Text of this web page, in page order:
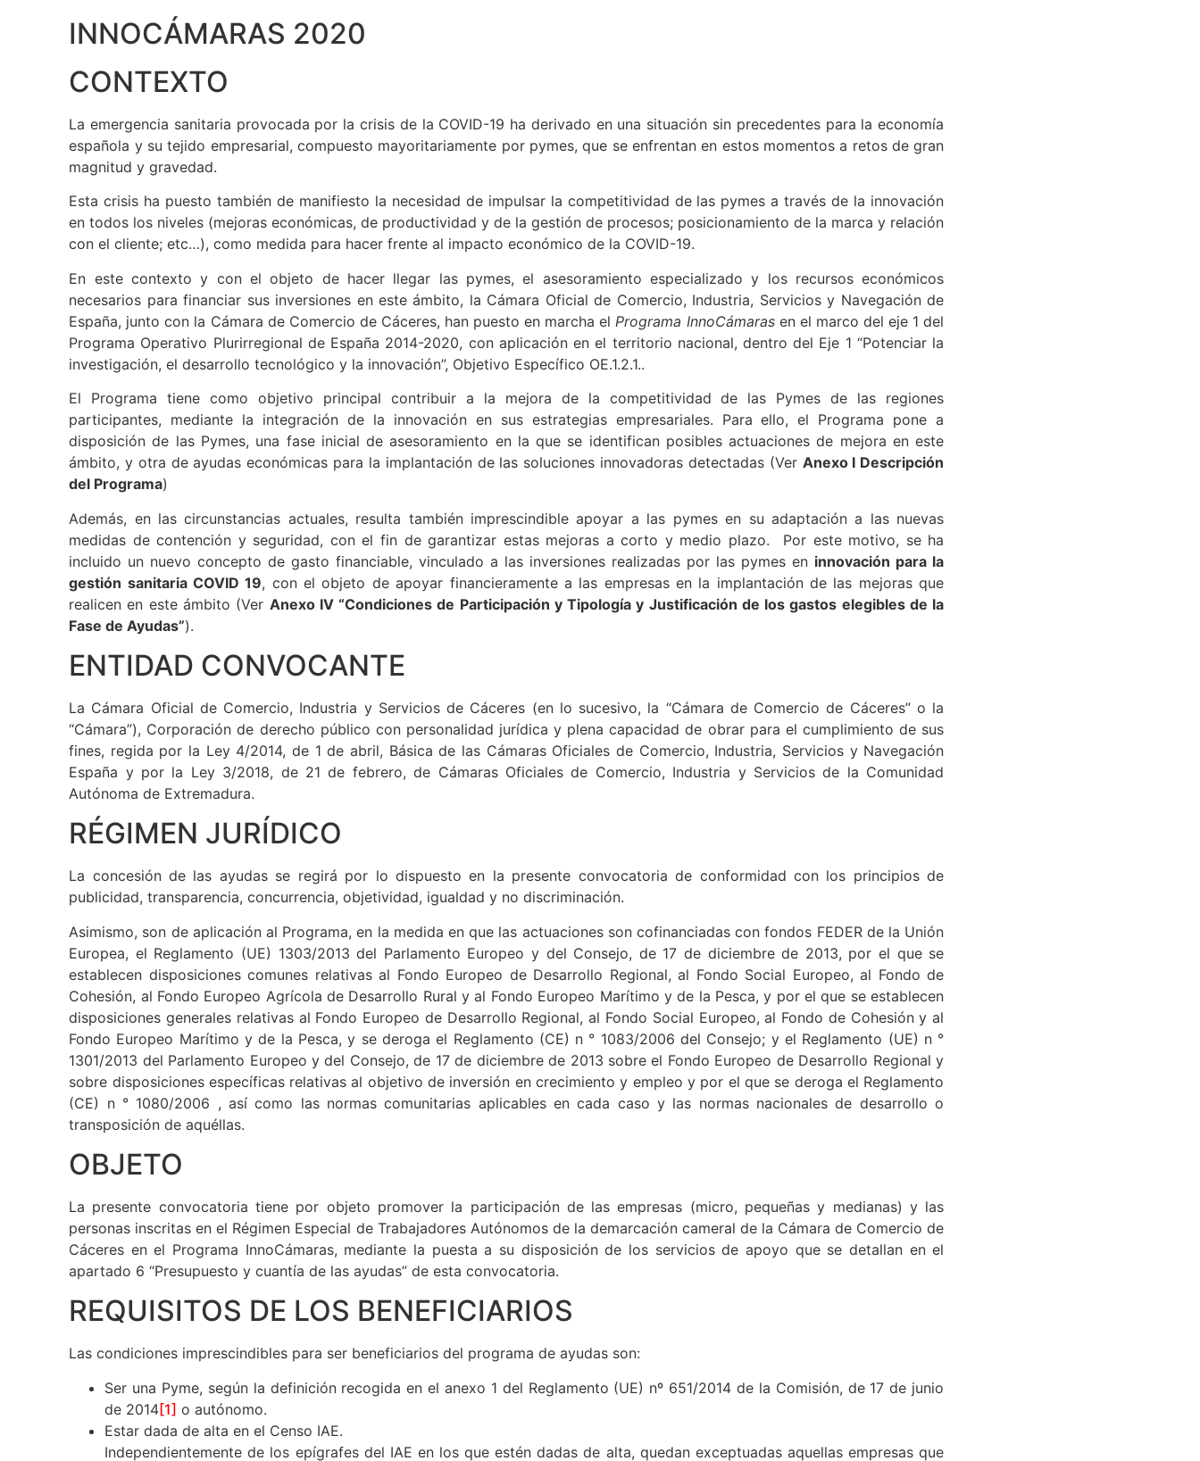
INNOCÁMARAS 2020
CONTEXTO
La emergencia sanitaria provocada por la crisis de la COVID-19 ha derivado en una situación sin precedentes para la economía
española y su tejido empresarial, compuesto mayoritariamente por pymes, que se enfrentan en estos momentos a retos de gran
Esta crisis ha puesto también de manifiesto la necesidad de impulsar la competitividad de las pymes a través de la innovación
en todos los niveles (mejoras económicas, de productividad y de la gestión de procesos; posicionamiento de la marca y relación
En este contexto y con el objeto de hacer llegar las pymes, el asesoramiento especializado y los recursos económicos
necesarios para financiar sus inversiones en este ámbito, la Cámara Oficial de Comercio, Industria, Servicios y Navegación de
España, junto con la Cámara de Comercio de Cáceres, han puesto en marcha elPrograma InnoCámarasen el marco del eje 1 del
Programa Operativo Plurirregional de España 2014-2020, con aplicación en el territorio nacional, dentro del Eje 1 “Potenciar la
El Programa tiene como objetivo principal contribuir a la mejora de la competitividad de las Pymes de las regiones
participantes, mediante la integración de la innovación en sus estrategias empresariales. Para ello, el Programa pone a
disposición de las Pymes, una fase inicial de asesoramiento en la que se identifican posibles actuaciones de mejora en este
ámbito, y otra de ayudas económicas para la implantación de las soluciones innovadoras detectadas (Ver
Además, en las circunstancias actuales, resulta también imprescindible apoyar a las pymes en su adaptación a las nuevas
medidas de contención y seguridad, con el fin de garantizar estas mejoras a corto y medio plazo. Por este motivo, se ha
incluido un nuevo concepto de gasto financiable, vinculado a las inversiones realizadas por las pymes eninnovación para la
gestión sanitaria COVID 19, con el objeto de apoyar financieramente a las empresas en la implantación de las mejoras que
realicen en este ámbito (Ver
ENTIDAD CONVOCANTE
La Cámara Oficial de Comercio, Industria y Servicios de Cáceres (en lo sucesivo, la “Cámara de Comercio de Cáceres” o la
“Cámara”), Corporación de derecho público con personalidad jurídica y plena capacidad de obrar para el cumplimiento de sus
fines, regida por la Ley 4/2014, de 1 de abril, Básica de las Cámaras Oficiales de Comercio, Industria, Servicios y Navegación
España y por la Ley 3/2018, de 21 de febrero, de Cámaras Oficiales de Comercio, Industria y Servicios de la Comunidad
Autónoma de Extremadura.
RÉGIMEN JURÍDICO
La concesión de las ayudas se regirá por lo dispuesto en la presente convocatoria de conformidad con los principios de
Asimismo, son de aplicación al Programa, en la medida en que las actuaciones son cofinanciadas con fondos FEDER de la Unión
Europea, el Reglamento (UE) 1303/2013 del Parlamento Europeo y del Consejo, de 17 de diciembre de 2013, por el que se
establecen disposiciones comunes relativas al Fondo Europeo de Desarrollo Regional, al Fondo Social Europeo, al Fondo de
Cohesión, al Fondo Europeo Agrícola de Desarrollo Rural y al Fondo Europeo Marítimo y de la Pesca, y por el que se establecen
disposiciones generales relativas al Fondo Europeo de Desarrollo Regional, al Fondo Social Europeo, al Fondo de Cohesión y al
Fondo Europeo Marítimo y de la Pesca, y se deroga el Reglamento (CE) n ° 1083/2006 del Consejo; y el Reglamento (UE) n °
1301/2013 del Parlamento Europeo y del Consejo, de 17 de diciembre de 2013 sobre el Fondo Europeo de Desarrollo Regional y
sobre disposiciones específicas relativas al objetivo de inversión en crecimiento y empleo y por el que se deroga el Reglamento
(CE) n ° 1080/2006 , así como las normas comunitarias aplicables en cada caso y las normas nacionales de desarrollo o
OBJETO
La presente convocatoria tiene por objeto promover la participación de las empresas (micro, pequeñas y medianas) y las
personas inscritas en el Régimen Especial de Trabajadores Autónomos de la demarcación cameral de la Cámara de Comercio de
Cáceres en el Programa InnoCámaras, mediante la puesta a su disposición de los servicios de apoyo que se detallan en el
REQUISITOS DE LOS BENEFICIARIOS
Ser una Pyme, según la definición recogida en el anexo 1 del Reglamento (UE) nº 651/2014 de la Comisión, de 17 de junio
de 2014[1] o autónomo.
Estar dada de alta en el Censo IAE.